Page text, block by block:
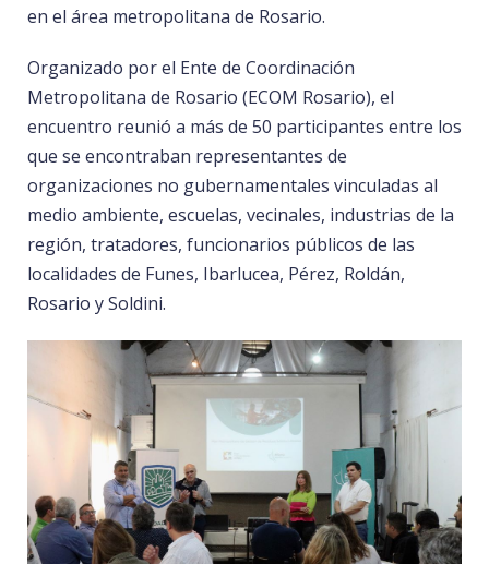
en el área metropolitana de Rosario.
Organizado por el Ente de Coordinación
Metropolitana de Rosario (ECOM Rosario), el
encuentro reunió a más de 50 participantes entre los
que se encontraban representantes de
organizaciones no gubernamentales vinculadas al
medio ambiente, escuelas, vecinales, industrias de la
región, tratadores, funcionarios públicos de las
localidades de Funes, Ibarlucea, Pérez, Roldán,
Rosario y Soldini.